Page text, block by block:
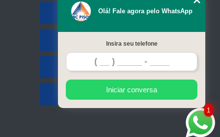
Home
Serviços
Contato
Mapa do site
1
Olá! Fale agora pelo WhatsApp
Insira seu telefone
Iniciar conversa